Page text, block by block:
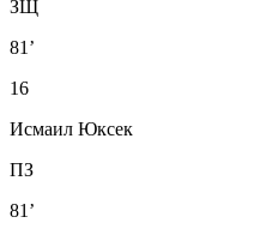
ЗЩ
81’
16
Исмаил Юксек
ПЗ
81’